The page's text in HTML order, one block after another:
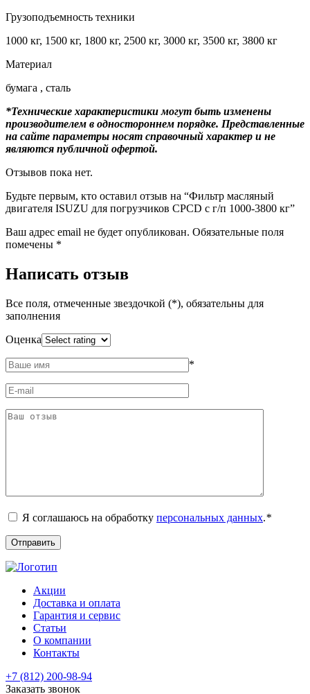
Грузоподъемность техники
1000 кг, 1500 кг, 1800 кг, 2500 кг, 3000 кг, 3500 кг, 3800 кг
Материал
бумага , сталь
*Технические характеристики могут быть изменены
производителем в одностороннем порядке. Представленные
на сайте параметры носят справочный характер и не
являются публичной офертой.
Отзывов пока нет.
Будьте первым, кто оставил отзыв на “Фильтр масляный
двигателя ISUZU для погрузчиков CPCD с г/п 1000-3800 кг”
Ваш адрес email не будет опубликован. Обязательные поля
помечены *
Написать отзыв
Все поля, отмеченные звездочкой (*), обязательны для
заполнения
Оценка
*
Я соглашаюсь на обработку персональных данных.*
Акции
Доставка и оплата
Гарантия и сервис
Статьи
О компании
Контакты
+7 (812) 200-98-94
Заказать звонок